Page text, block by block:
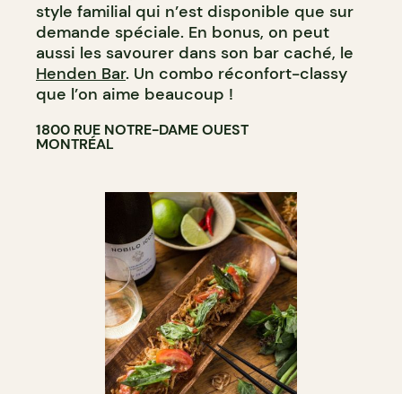
style familial qui n’est disponible que sur
demande spéciale. En bonus, on peut
aussi les savourer dans son bar caché, le
Henden Bar. Un combo réconfort-classy
que l’on aime beaucoup !
1800 RUE NOTRE-DAME OUEST
MONTRÉAL